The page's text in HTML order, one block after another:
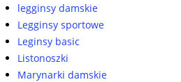
legginsy damskie
Legginsy sportowe
Leginsy basic
Listonoszki
Marynarki damskie